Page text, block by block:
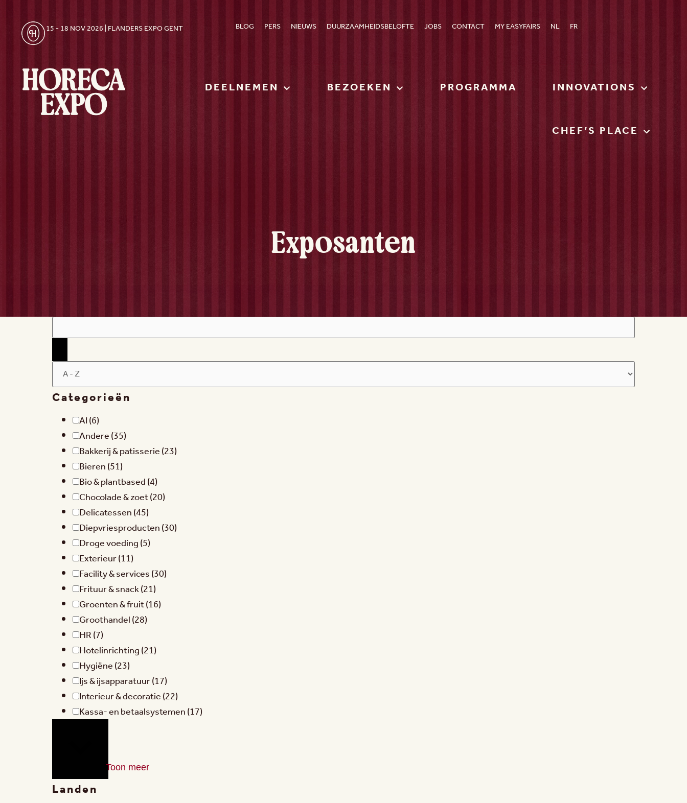
15 - 18 NOV 2026 | FLANDERS EXPO GENT BLOG PERS NIEUWS DUURZAAMHEIDSBELOFTE JOBS CONTACT MY EASYFAIRS NL FR
DEELNEMEN BEZOEKEN PROGRAMMA INNOVATIONS
CHEF’S PLACE
Exposanten
Filters
Categorieën
AI(6)
Andere(35)
Bakkerij & patisserie(23)
Bieren(51)
Bio & plantbased(4)
Chocolade & zoet(20)
Delicatessen(45)
Diepvriesproducten(30)
Droge voeding(5)
Exterieur(11)
Facility & services(30)
Frituur & snack(21)
Groenten & fruit(16)
Groothandel(28)
HR(7)
Hotelinrichting(21)
Hygiëne(23)
Ijs & ijsapparatuur(17)
Interieur & decoratie(22)
Kassa- en betaalsystemen(17)
Toon meer
Landen